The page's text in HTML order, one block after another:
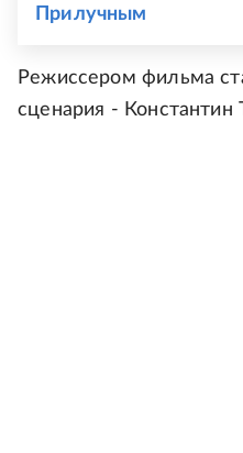
Прилучным
Режиссером фильма
сценария - Константин